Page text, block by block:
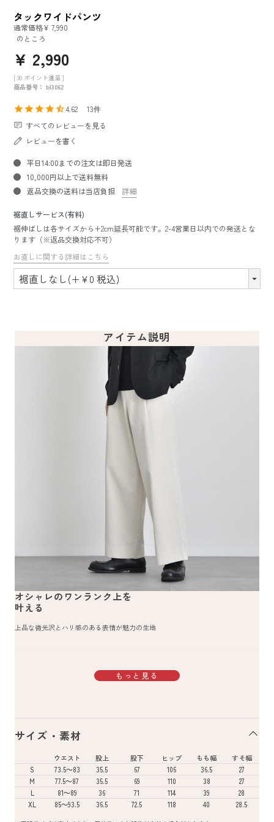
タックワイドパンツ
通常価格¥ 7,990
のところ
¥ 2,990
[ 30 ポイント進呈 ]
商品番号
bl3062
4.62
13
すべてのレビューを見る
レビューを書く
平日14:00までの注文は即日発送
10,000円以上で送料無料
返品交換の送料は当店負担
詳細
裾直しサービス(有料)
裾伸ばしは各サイズから+2cm延長可能です。2-4営業日以内での発送とな
ります（※返品交換対応不可）
お直しに関する詳細はこちら
アイテム説明
オシャレのワンランク上を
叶える
上品な微光沢とハリ感のある表情が魅力の生地
もっと見る
サイズ・素材
ウエスト 股上 股下 ヒップ もも幅
すそ幅
S
73.5～83 35.5 67 106 36.5
27
M
77.5～87 35.5 69 110 38
27
L
81～89 36 71 114 39
28
XL
85～93.5 36.5 72.5 118 40 28.5